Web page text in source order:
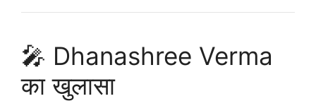
🎤 Dhanashree Verma
का खुलासा